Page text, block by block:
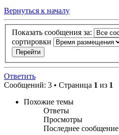
Вернуться к началу
Показать сообщения за:
сортировки
Ответить
Сообщений: 3 • Страница 1 из 1
Похожие темы
Ответы
Просмотры
Последнее сообщение